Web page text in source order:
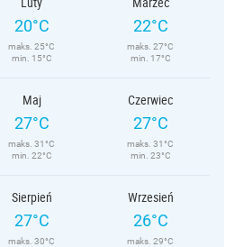
20°C
maks. 25°C
min. 15°C
22°C
maks. 27°C
min. 17°C
Maj
27°C
maks. 31°C
min. 22°C
Czerwiec
27°C
maks. 31°C
min. 23°C
Sierpień
27°C
maks. 30°C
Wrzesień
26°C
maks. 29°C